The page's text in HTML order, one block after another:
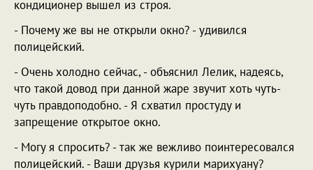
кондиционер вышел из строя.
- Почему же вы не открыли окно? - удивился
полицейский.
- Очень холодно сейчас, - объяснил Лелик, надеясь,
что такой довод при данной жаре звучит хоть чуть-
чуть правдоподобно. - Я схватил простуду и
запрещение открытое окно.
- Могу я спросить? - так же вежливо поинтересовался
полицейский. - Ваши друзья курили марихуану?